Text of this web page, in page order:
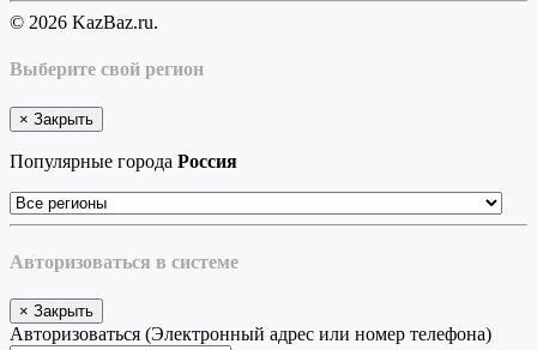
© 2026 KazBaz.ru.
Выберите свой регион
× Закрыть
Популярные города Россия
Авторизоваться в системе
× Закрыть
Авторизоваться (Электронный адрес или номер телефона)